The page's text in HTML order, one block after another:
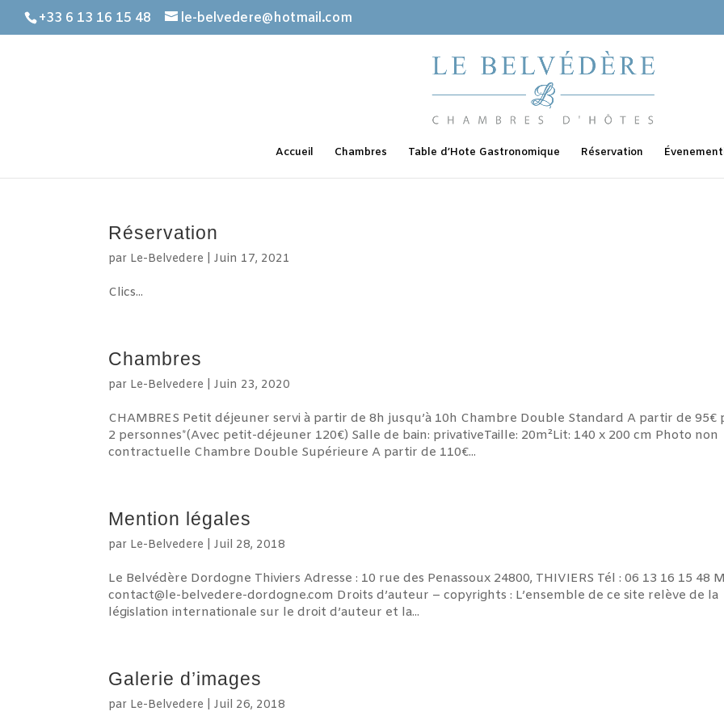
+33 6 13 16 15 48 le-belvedere@hotmail.com
Accueil Chambres Table d’Hote Gastronomique Réservation
Réservation
par Le-Belvedere |Juin 17, 2021
Clics...
Chambres
par Le-Belvedere |Juin 23, 2020
CHAMBRES Petit déjeuner servi à partir de 8h jusqu’à 10h Chambre Double Standard A partir de 95€
2 personnes*(Avec petit-déjeuner 120€) Salle de bain: privativeTaille: 20m²Lit: 140 x 200 cm Photo non
contractuelle Chambre Double Supérieure A partir de 110€...
Mention légales
par Le-Belvedere |Juil 28, 2018
Le Belvédère Dordogne Thiviers Adresse : 10 rue des Penassoux 24800, THIVIERS Tél : 06 13 16 15 48
contact@le-belvedere-dordogne.com Droits d’auteur – copyrights : L’ensemble de ce site relève de la
législation internationale sur le droit d’auteur et la...
Galerie d’images
par Le-Belvedere |Juil 26, 2018